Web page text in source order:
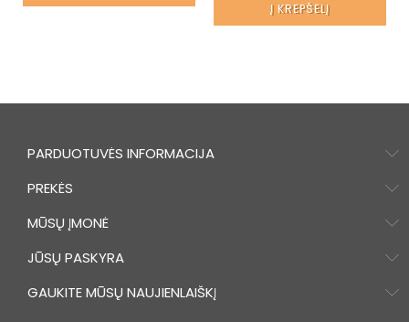
Į KREPŠELĮ
PARDUOTUVĖS INFORMACIJA
PREKĖS
MŪSŲ ĮMONĖ
JŪSŲ PASKYRA
GAUKITE MŪSŲ NAUJIENLAIŠKĮ